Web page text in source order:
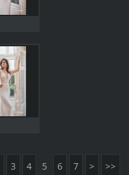
3 4 5 6 7 > >>